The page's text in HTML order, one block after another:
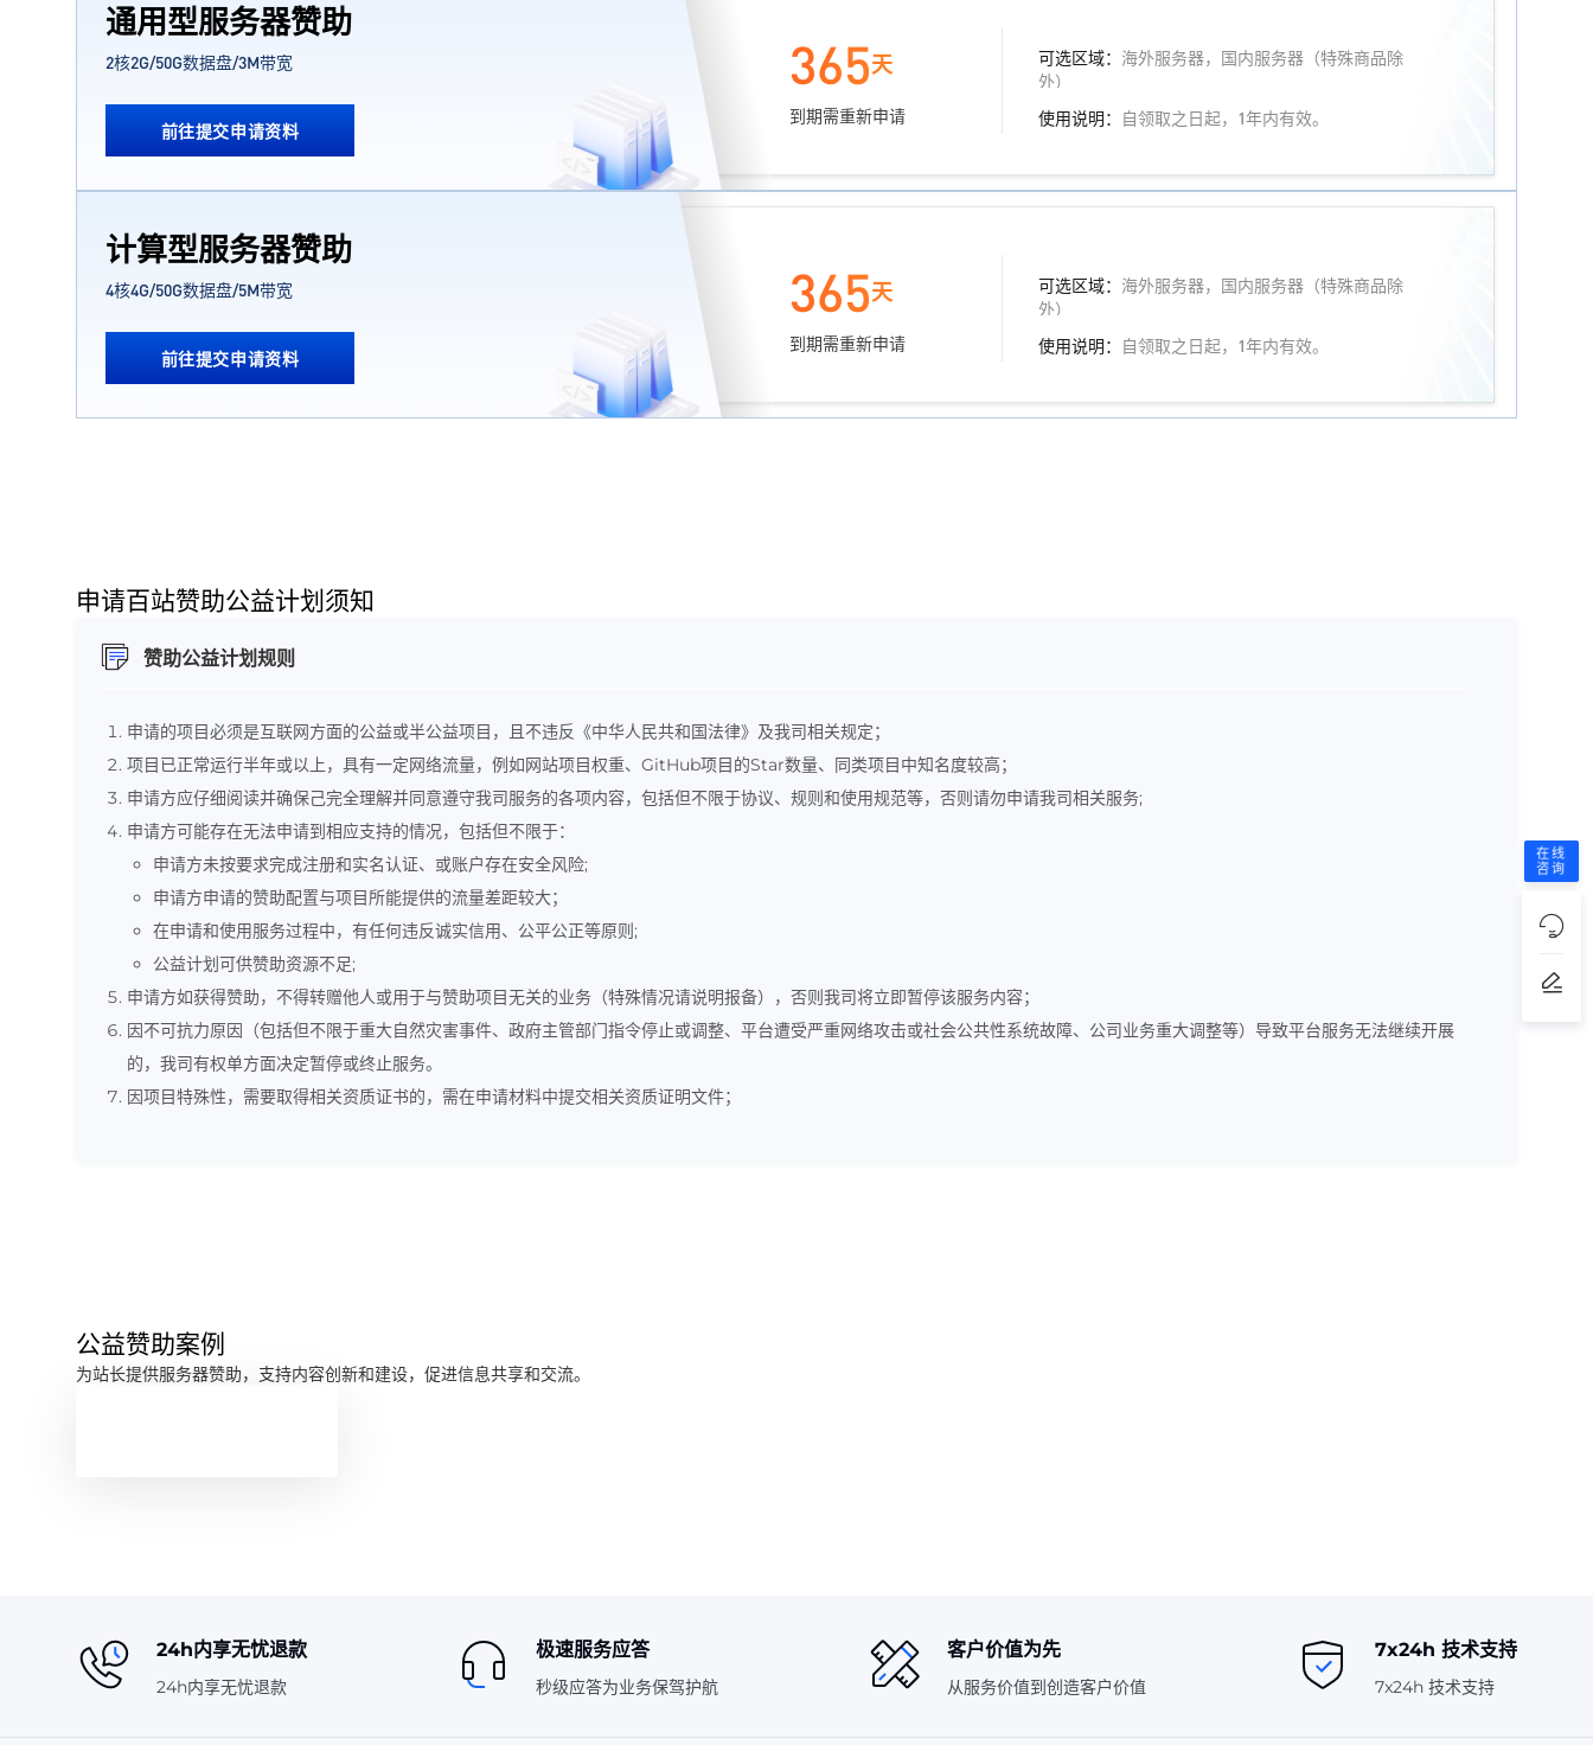
通用型服务器赞助
2核2G/50G数据盘/3M带宽
前往提交申请资料
365天
到期需重新申请
可选区域： 海外服务器，国内服务器（特殊商品除
外）
使用说明：
自领取之日起，1年内有效。
计算型服务器赞助
4核4G/50G数据盘/5M带宽
前往提交申请资料
365天
到期需重新申请
可选区域： 海外服务器，国内服务器（特殊商品除
外）
使用说明：
自领取之日起，1年内有效。
申请百站赞助公益计划须知
赞助公益计划规则
申请的项目必须是互联网方面的公益或半公益项目，且不违反《中华人民共和国法律》及我司相关规定；
项目已正常运行半年或以上，具有一定网络流量，例如网站项目权重、GitHub项目的Star数量、同类项目中知名度较高；
申请方应仔细阅读并确保己完全理解并同意遵守我司服务的各项内容，包括但不限于协议、规则和使用规范等，否则请勿申请我司相关服务;
申请方可能存在无法申请到相应支持的情况，包括但不限于：
申请方未按要求完成注册和实名认证、或账户存在安全风险;
申请方申请的赞助配置与项目所能提供的流量差距较大；
在申请和使用服务过程中，有任何违反诚实信用、公平公正等原则;
公益计划可供赞助资源不足;
申请方如获得赞助，不得转赠他人或用于与赞助项目无关的业务（特殊情况请说明报备），否则我司将立即暂停该服务内容；
因不可抗力原因（包括但不限于重大自然灾害事件、政府主管部门指令停止或调整、平台遭受严重网络攻击或社会公共性系统故障、公司业务重大调整等）导致平台服务无法继续开展
的，我司有权单方面决定暂停或终止服务。
因项目特殊性，需要取得相关资质证书的，需在申请材料中提交相关资质证明文件；
公益赞助案例
为站长提供服务器赞助，支持内容创新和建设，促进信息共享和交流。
24h内享无忧退款
24h内享无忧退款
极速服务应答
秒级应答为业务保驾护航
客户价值为先
从服务价值到创造客户价值
7x24h 技术支持
7x24h 技术支持
在线
咨询